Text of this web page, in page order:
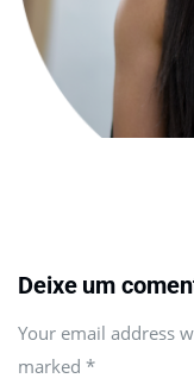
Deixe um
Your email address
marked *